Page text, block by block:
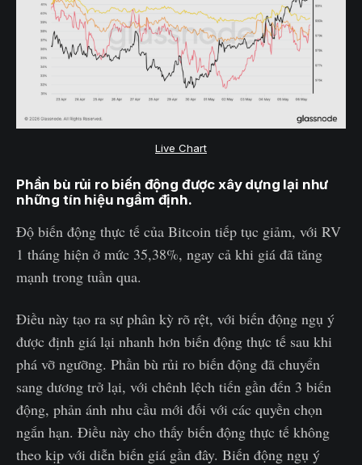
Live Chart
Phần bù rủi ro biến động được xây dựng lại như
những tín hiệu ngầm định.
Độ biến động thực tế của Bitcoin tiếp tục giảm, với RV
1 tháng hiện ở mức 35,38%, ngay cả khi giá đã tăng
mạnh trong tuần qua.
Điều này tạo ra sự phân kỳ rõ rệt, với biến động ngụ ý
được định giá lại nhanh hơn biến động thực tế sau khi
phá vỡ ngưỡng. Phần bù rủi ro biến động đã chuyển
sang dương trở lại, với chênh lệch tiến gần đến 3 biến
động, phản ánh nhu cầu mới đối với các quyền chọn
ngắn hạn. Điều này cho thấy biến động thực tế không
theo kịp với diễn biến giá gần đây. Biến động ngụ ý